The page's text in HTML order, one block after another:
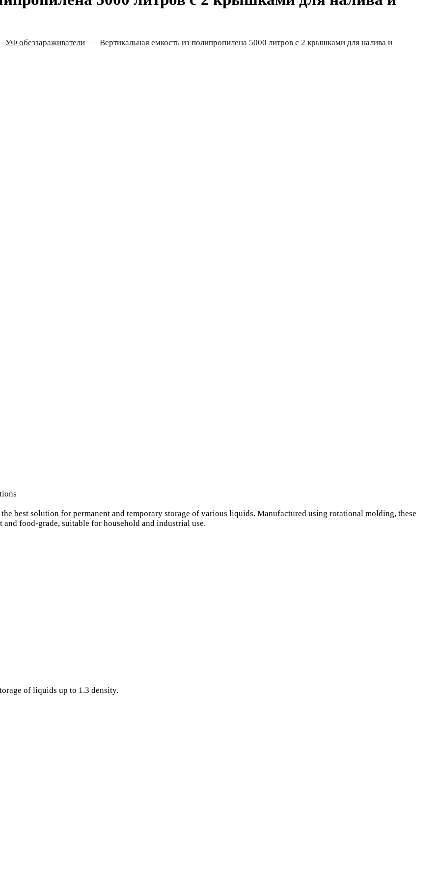
УФ обеззараживатели— Вертикальная емкость из полипропилена 5000 литров с 2 крышками для налива и
best solution for permanent and temporary storage of various liquids. Manufactured using rotational molding, these
food-grade, suitable for household and industrial use.
of liquids up to 1.3 density.